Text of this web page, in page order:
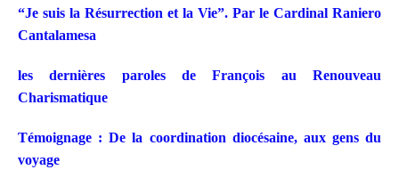
“Je suis la Résurrection et la Vie”. Par le Cardinal Raniero
Cantalamesa
les dernières paroles de François au Renouveau
Charismatique
Témoignage : De la coordination diocésaine, aux gens du
voyage